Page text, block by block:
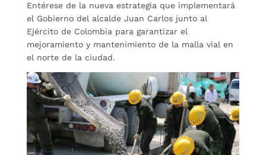
Entérese de la nueva estrategia que implementará
el Gobierno del alcalde Juan Carlos junto al
Ejército de Colombia para garantizar el
mejoramiento y mantenimiento de la malla vial en
el norte de la ciudad.